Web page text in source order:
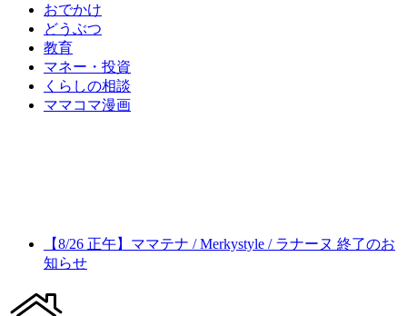
おでかけ
どうぶつ
教育
マネー・投資
くらしの相談
ママコマ漫画
【8/26 正午】ママテナ / Merkystyle / ラナーヌ 終了のお
知らせ